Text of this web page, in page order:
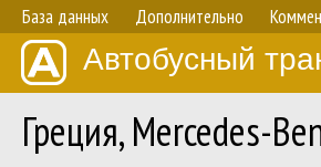
База данных Дополнительно
Автобусный
Греция, Mercedes-